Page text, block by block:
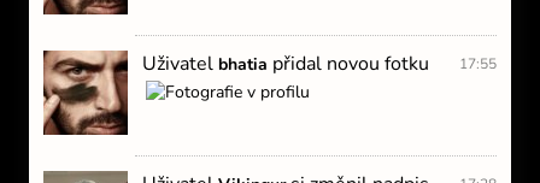
Uživatel bhatia přidal novou fotku 17:55